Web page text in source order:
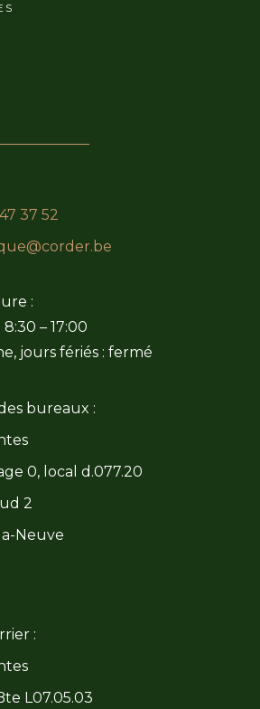
37 52
:
– 17:00
jours fériés : fermé
bureaux :
0, local d.077.20
2
Neuve
:
L07.05.03